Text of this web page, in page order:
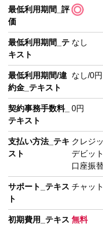
最低利用期間_評
価
最低利用期間_テ
キスト
なし
最低利用期間/違
約金_テキスト
なし/0円
契約事務手数料_
テキスト
0円
支払い方法_テキ
スト
クレジ
デビッ
口座振
サポート_テキス
ト
チャッ
初期費用_テキス 無料